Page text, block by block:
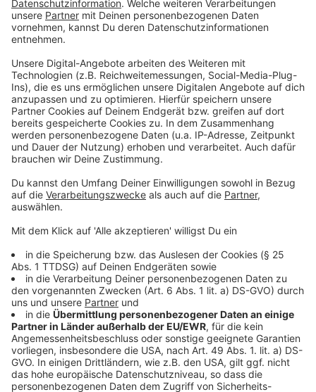
Video anzusehen.
Mehr Informationen
Akzeptieren
powered byUsercentrics Consent
Management Platform
Ein Katz-und-Maus-Spiel basierend auf einer wahren
Geschichte. Wird Stephen Fulcher weitere tote Frauen
verhindern können?
Anzeige
©Copyright: ITV / Magenta TV
Chefermittler Fulcher muss sich unangenehmen
Fragen der Presse stellen.
Anzeige
©Copyright: ITV / Magenta TV
Wird Sians Mutter ihre Tocher lebend wiedersehen?
Anzeige